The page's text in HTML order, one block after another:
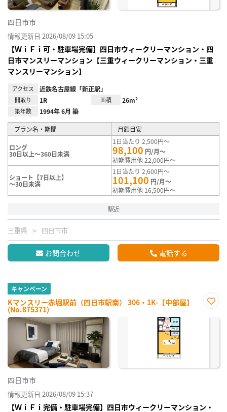
四日市市
情報更新日 2026/08/09 15:05
【ＷｉＦｉ可・駐車場完備】四日市ウィークリーマンション・四
日市マンスリーマンション【三重ウィークリーマンション・三重
マンスリーマンション】
アクセス 近鉄名古屋線「新正駅」
間取り 1R 面積 26m²
築年数 1994年 6月 築
プラン名・期間 月額目安
ロング
30日以上～360日未満
1日当たり 2,500円～
98,100 円/月～
初期費用他 22,000円～
ショート【7日以上】
～30日未満
1日当たり 2,600円～
101,100 円/月～
初期費用他 16,500円～
駅近
三重県 四日市市
お問合わせ 電話する
キャンペーン
Kマンスリー赤堀駅前（四日市駅南） 306・1K-【中部屋】
(No.875371)
に入
四日市市
情報更新日 2026/08/09 15:37
【ＷｉＦｉ完備・駐車場完備】四日市ウィークリーマンション・